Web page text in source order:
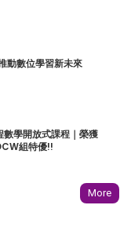
動數位學習新未來
學開放式課程｜榮獲
組特優!!
More